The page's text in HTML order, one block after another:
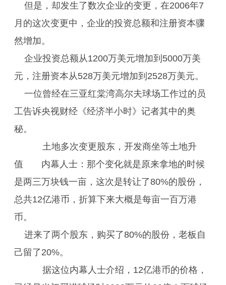
但是，却发生了数次企业的变更，在2006年7
月的这次变更中，企业的投资总额和注册资本骤
然增加。
企业投资总额从1200万美元增加到5000万美
元，注册资本从528万美元增加到2528万美元。
一位曾经在三亚红棠湾高尔夫球场工作过的员
工告诉央视财经《经济半小时》记者其中的奥
秘。
土地多次变更股东，开发商坐等土地升
值 内幕人士：那个变化就是原来拿地的时候
是两三万块钱一亩，这次是转让了80%的股份，
总共12亿港币，折算下来大概是每亩一百万港
币。
进来了两个股东，购买了80%的股份，老板自
己留了20%。
据这位内幕人士介绍，12亿港币的价格，